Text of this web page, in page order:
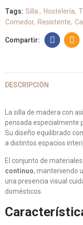
Tags: Silla Hostelería
Comedor
Resistente
DESCRIPCIÓN
La silla de madera con
pensada especialmente
Su diseño equilibrado
a distintos espacios
El conjunto de
continuo, manteniendo
una presencia visual
domésticos.